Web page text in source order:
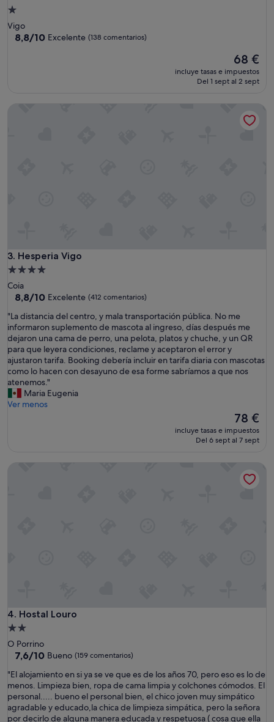
Alojamiento
de
1.0 estrella
Vigo
8.8
8,8/10 Excelente (138 comentarios)
El
precio
actual
68 €
incluye tasas e impuestos
Del 1 sept al 2 sept
3. Hesperia Vigo
Hesperia Vigo
Alojamiento
de
4.0 estrellas
Coia
8.8
10,
Excelente,
(412 comentarios)
8,8/10 Excelente (412 comentarios)
"
L
a
d
i
s
t
n
t
a
n
o
r
t
a
"La distancia del centro, y mala transportación pública. No me
informaron suplemento de mascota al ingreso, días después me
dejaron una cama de perro, una pelota, platos y chuche, y un QR
para que leyera condiciones, reclame y aceptaron el error y
ajustaron tarifa. Booking debería incluir en tarifa diaria con mascotas
como lo hacen con desayuno de esa forme sabríamos a que nos
atenemos."
Maria Eugenia
Ver menos
El
precio
actual
78 €
incluye tasas e impuestos
Del 6 sept al 7 sept
4. Hostal Louro
Hostal Louro
Alojamiento
de
2.0 estrellas
O Porrino
7.6
10,
Bueno,
(159 comentarios)
7,6/10 Bueno (159 comentarios)
"
E
l
a
l
"El alojamiento en si ya se ve que es de los años 70, pero eso es lo de
menos. Limpieza bien, ropa de cama limpia y colchones cómodos. El
personal..... bueno el personal bien, el chico joven muy simpático
agradable y educado,la chica de limpieza simpática, pero la señora
por decirlo de alguna manera educada y respetuosa ( cosa que ella